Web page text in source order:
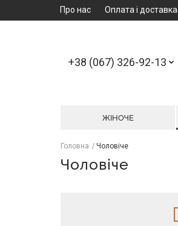
Про нас Оплата і доставка
+38 (067) 326-92-13
ЖІНОЧЕ
Головна Чоловіче
Чоловіче